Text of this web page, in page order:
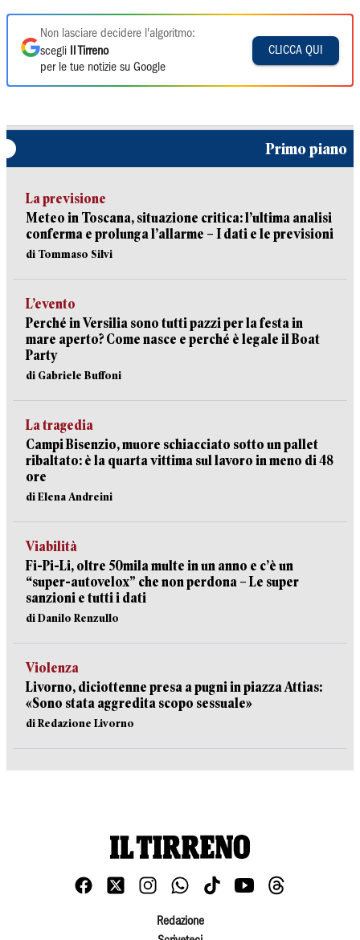
Non lasciare decidere l'algoritmo:
scegli
Il Tirreno
per le tue notizie su Google
CLICCA QUI
Primo piano
La previsione
Meteo in Toscana, situazione critica: l’ultima analisi
conferma e prolunga l’allarme – I dati e le previsioni
di Tommaso Silvi
L’evento
Perché in Versilia sono tutti pazzi per la festa in
mare aperto? Come nasce e perché è legale il Boat
Party
di Gabriele Buffoni
La tragedia
Campi Bisenzio, muore schiacciato sotto un pallet
ribaltato: è la quarta vittima sul lavoro in meno di 48
ore
di Elena Andreini
Viabilità
Fi-Pi-Li, oltre 50mila multe in un anno e c’è un
“super-autovelox” che non perdona – Le super
sanzioni e tutti i dati
di Danilo Renzullo
Violenza
Livorno, diciottenne presa a pugni in piazza Attias:
«Sono stata aggredita scopo sessuale»
di Redazione Livorno
Redazione